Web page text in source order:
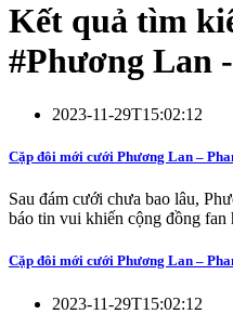
Kết quả tìm
#Phương Lan
2023-11-29T15:02:12
Cặp đôi mới cưới Phương Lan –
Sau đám cưới chưa bao lâu,
báo tin vui khiến cộng đồng fan
Cặp đôi mới cưới Phương Lan –
2023-11-29T15:02:12